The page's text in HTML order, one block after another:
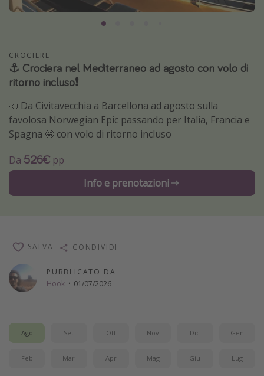
Grecia
Egitto
Tunisia
Malta
Canarie
Capo Verde
Tipo di vacanza
Vacanze last minute
Vacanze di Pasqua 2026
Vacanze con bambini
CROCIERE
⚓️ Crociera nel Mediterraneo ad agosto con volo di
ritorno incluso❗️
📣 Da Civitavecchia a Barcellona ad agosto sulla
favolosa Norwegian Epic passando per Italia, Francia e
Spagna 🤩 con volo di ritorno incluso
Da 526€ pp
Info e prenotazioni
PUBBLICATO DA
Hook · 01/07/2026
SALVA CONDIVIDI
Ago Set Ott Nov Dic Gen
Feb Mar Apr Mag Giu Lug